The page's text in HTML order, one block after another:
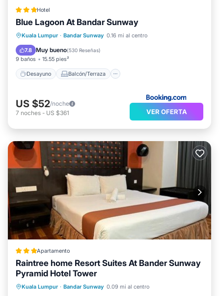
Hotel
Blue Lagoon At Bandar Sunway
Kuala Lumpur · Bandar Sunway 0.16 mi al centro
7.8 Muy bueno(530 Reseñas)
9 baños 15.55 pies²
Desayuno Balcón/Terraza
Desayuno Balcón/Terraza
Cocina
Aire acondicionado
US $52/noche
7 noches - US $361 VER OFERTA
Apartamento
Raintree home Resort Suites At Bander Sunway
Pyramid Hotel Tower
Kuala Lumpur · Bandar Sunway 0.09 mi al centro
Aparcamiento
Aire acondicionado